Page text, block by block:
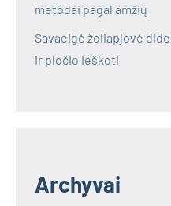
metodai pagal amžių
Savaeigė žoliapjovė
ir pločio ieškoti
Archyvai